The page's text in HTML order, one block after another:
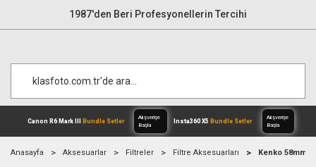
1987'den Beri Profesyonellerin Tercihi
Anasayfa Aksesuarlar Filtreler Filtre Aksesuarları Kenko